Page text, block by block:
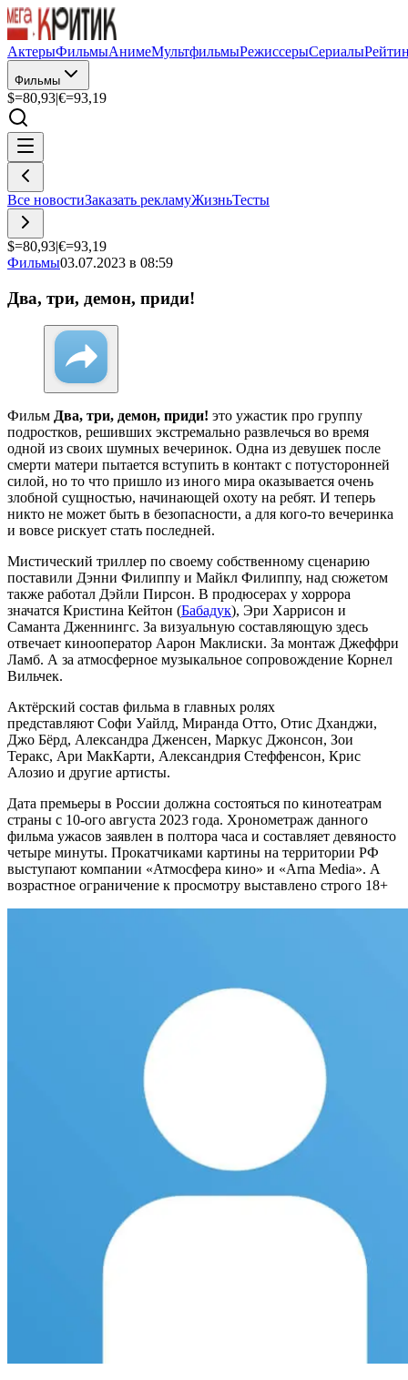
АктерыФильмыАнимеМультфильмыРежиссерыСериалы
Фильмы
$=80,93|€=93,19
Все новостиЗаказать рекламуЖизньТесты
$=80,93|€=93,19
Фильмы03.07.2023 в 08:59
Два, три, демон, приди!
Фильм Два, три, демон, приди! это ужастик про группу
подростков, решивших экстремально развлечься во время
одной из своих шумных вечеринок. Одна из девушек после
смерти матери пытается вступить в контакт с потусторонней
силой, но то что пришло из иного мира оказывается очень
злобной сущностью, начинающей охоту на ребят. И теперь
никто не может быть в безопасности, а для кого-то вечеринка
и вовсе рискует стать последней.
Мистический триллер по своему собственному сценарию
поставили Дэнни Филиппу и Майкл Филиппу, над сюжетом
также работал Дэйли Пирсон. В продюсерах у хоррора
значатся Кристина Кейтон (Бабадук), Эри Харрисон и
Саманта Дженнингс. За визуальную составляющую здесь
отвечает кинооператор Аарон Маклиски. За монтаж Джеффри
Ламб. А за атмосферное музыкальное сопровождение Корнел
Вильчек.
Актёрский состав фильма в главных ролях
представляют Софи Уайлд, Миранда Отто, Отис Дханджи,
Джо Бёрд, Александра Дженсен, Маркус Джонсон, Зои
Теракс, Ари МакКарти, Александрия Стеффенсон, Крис
Алозио и другие артисты.
Дата премьеры в России должна состояться по кинотеатрам
страны с 10-ого августа 2023 года. Хронометраж данного
фильма ужасов заявлен в полтора часа и составляет девяносто
четыре минуты. Прокатчиками картины на территории РФ
выступают компании «Атмосфера кино» и «Arna Media». А
возрастное ограничение к просмотру выставлено строго 18+